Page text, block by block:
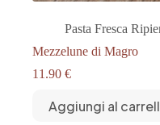
Pasta Fresca
Mezzelune di Magro
11.90 €
Aggiungi al